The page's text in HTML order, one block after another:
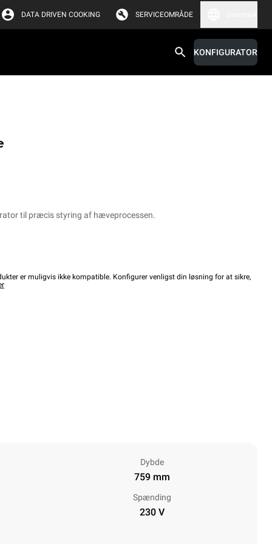
DATA DRIVEN COOKING SERVICEOMRÅDE
KONFIGURATOR
til præcis styring af hæveprocessen.
er muligvis ikke kompatible. Konfigurer venligst din løsning for at sikre,
Dybde
759 mm
Spænding
230 V